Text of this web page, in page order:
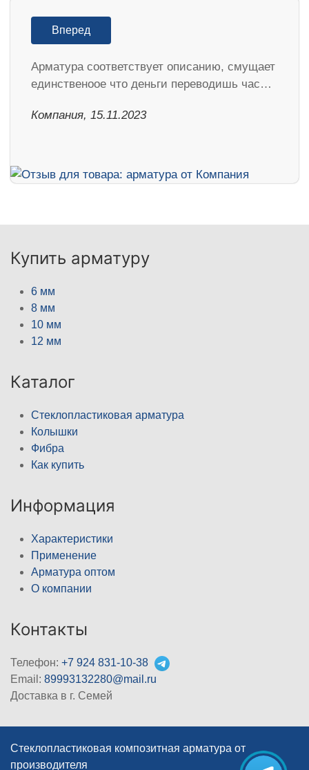
Вперед
Арматура соответствует описанию, смущает
единственоое что деньги переводишь час…
Компания, 15.11.2023
Купить арматуру
6 мм
8 мм
10 мм
12 мм
Каталог
Стеклопластиковая арматура
Колышки
Фибра
Как купить
Информация
Характеристики
Применение
Арматура оптом
О компании
Контакты
Телефон: +7 924 831-10-38
Email: 89993132280@mail.ru
Доставка в г. Семей
Стеклопластиковая композитная арматура от
производителя